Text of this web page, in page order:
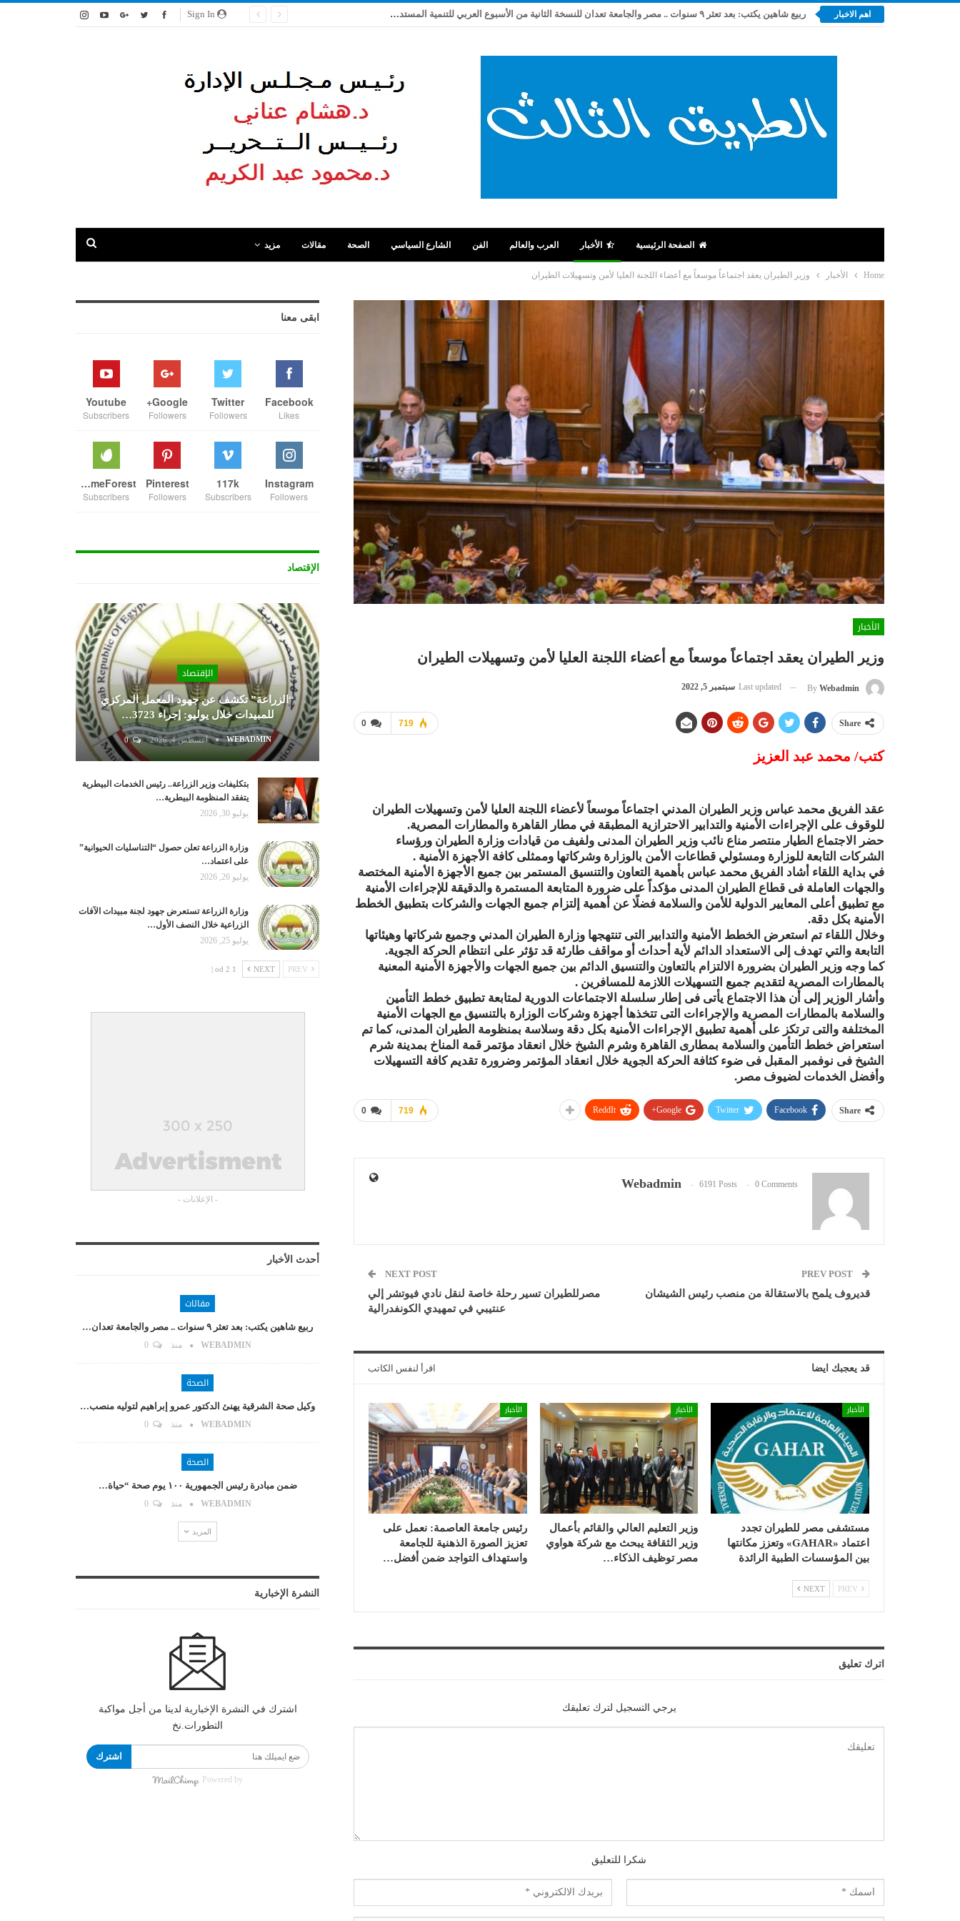
اهم الاخبار ربيع شاهين يكتب: بعد تعثر ٩ سنوات .. مصر والجامعة تعدان للنسخة الثانية من الأسبوع العربي للتنمية المستدامة
الصفحة الرئيسية الأخبار العرب والعالم الفن الشارع السياسي الصحة مقالات مزيد
Home الأخبار وزير الطيران يعقد اجتماعاً موسعاً مع أعضاء اللجنة العليا لأمن وتسهيلات الطيران
الأخبار
وزير الطيران يعقد اجتماعاً موسعاً مع أعضاء اللجنة العليا لأمن وتسهيلات الطيران
By Webadmin
Last updated سبتمبر 5, 2022
0 719 Share
كتب/ محمد عبد العزيز
عقد الفريق محمد عباس وزير الطيران المدني اجتماعاً موسعاً لأعضاء اللجنة العليا لأمن وتسهيلات الطيران
للوقوف على الإجراءات الأمنية والتدابير الاحترازية المطبقة في مطار القاهرة والمطارات المصرية.
حضر الاجتماع الطيار منتصر مناع نائب وزير الطيران المدنى ولفيف من قيادات وزارة الطيران ورؤساء
الشركات التابعة للوزارة ومسئولي قطاعات الأمن بالوزارة وشركاتها وممثلى كافة الأجهزة الأمنية .
في بداية اللقاء أشاد الفريق محمد عباس بأهمية التعاون والتنسيق المستمر بين جميع الأجهزة الأمنية المختصة
والجهات العاملة فى قطاع الطيران المدنى مؤكداً على ضرورة المتابعة المستمرة والدقيقة للإجراءات الأمنية
مع تطبيق أعلى المعايير الدولية للأمن والسلامة فضلًا عن أهمية إلتزام جميع الجهات والشركات بتطبيق الخطط
الأمنية بكل دقة.
وخلال اللقاء تم استعرض الخطط الأمنية والتدابير التى تنتهجها وزارة الطيران المدني وجميع شركاتها وهيئاتها
التابعة والتي تهدف إلى الاستعداد الدائم لأية أحداث أو مواقف طارئة قد تؤثر على انتظام الحركة الجوية.
كما وجه وزير الطيران بضرورة الالتزام بالتعاون والتنسيق الدائم بين جميع الجهات والأجهزة الأمنية المعنية
بالمطارات المصرية لتقديم جميع التسهيلات اللازمة للمسافرين .
وأشار الوزير إلى أن هذا الاجتماع يأتى فى إطار سلسلة الاجتماعات الدورية لمتابعة تطبيق خطط التأمين
والسلامة بالمطارات المصرية والإجراءات التى تتخذها أجهزة وشركات الوزارة بالتنسيق مع الجهات الأمنية
المختلفة والتى ترتكز على أهمية تطبيق الإجراءات الأمنية بكل دقة وسلاسة بمنظومة الطيران المدنى، كما تم
استعراض خطط التأمين والسلامة بمطارى القاهرة وشرم الشيخ خلال انعقاد مؤتمر قمة المناخ بمدينة شرم
الشيخ فى نوفمبر المقبل فى ضوء كثافة الحركة الجوية خلال انعقاد المؤتمر وضرورة تقديم كافة التسهيلات
وأفضل الخدمات لضيوف مصر.
0 719 Share
Facebook
Twitter
Google+
ReddIt
Webadmin 6191 Posts 0 Comments
قديروف يلمح بالاستقالة من منصب رئيس الشيشان
NEXT POST
مصرللطيران تسير رحلة خاصة لنقل نادي فيوتشر إلي
عنتيبي في تمهيدي الكونفدرالية
قد يعجبك ايضا اقرأ لنفس الكاتب
الأخبار
مستشفى مصر للطيران تجدد
اعتماد «GAHAR» وتعزز مكانتها
بين المؤسسات الطبية الرائدة
الأخبار
وزير التعليم العالي والقائم بأعمال
وزير الثقافة يبحث مع شركة هواوي
مصر توظيف الذكاء…
الأخبار
رئيس جامعة العاصمة: نعمل على
تعزيز الصورة الذهنية للجامعة
واستهداف التواجد ضمن أفضل…
NEXT
اترك تعليق
يرجي التسجيل لترك تعليقك
شكرا للتعليق
ابقى معنا
Facebook
Likes
Twitter
Followers
Google+
Followers
Youtube
Subscribers
Instagram
Followers
117k
Subscribers
Pinterest
Followers
ThemeForest
Subscribers
الإقتصاد
الإقتصاد
“الزراعة” تكشف عن جهود المعمل المركزي
للمبيدات خلال يوليو: إجراء 3723…
WEBADMIN أغسطس 4, 2026 0
بتكليفات وزير الزراعة.. رئيس الخدمات البيطرية
يتفقد المنظومة البيطرية…
يوليو 30, 2026
وزارة الزراعة تعلن حصول “التناسليات الحيوانية”
على اعتماد…
يوليو 26, 2026
وزارة الزراعة تستعرض جهود لجنة مبيدات الآفات
الزراعية خلال النصف الأول…
يوليو 25, 2026
NEXT
1 od 2 |
- الإعلانات -
أحدث الأخبار
مقالات
ربيع شاهين يكتب: بعد تعثر ٩ سنوات .. مصر والجامعة تعدان…
WEBADMIN منذ 0
الصحة
وكيل صحة الشرقية يهنئ الدكتور عمرو إبراهيم لتوليه منصب…
WEBADMIN منذ 0
الصحة
ضمن مبادرة رئيس الجمهورية ١٠٠ يوم صحة “حياة…
WEBADMIN منذ 0
المزيد
النشرة الإخبارية
اشترك في النشرة الإخبارية لدينا من أجل مواكبة
التطورات.نخ
اشترك
Powered by